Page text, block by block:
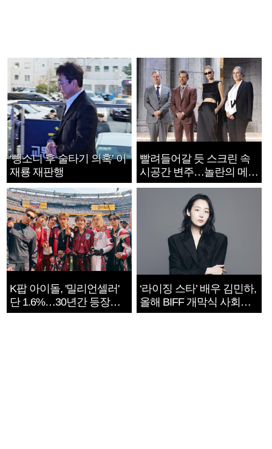
‘뺑소니 후 술타기 의혹’ 이
재룡 재판행
빨려들어갈 듯 스크린 속
시공간 변주…놀란의 메시
지는 ‘전쟁 속죄’
K팝 아이돌, '밀리언셀러'
단 1.6%…30년간 등장
1182개팀 전수조사
‘라이징 스타’ 배우 김민하,
올해 BIFF 개막식 사회자
확정